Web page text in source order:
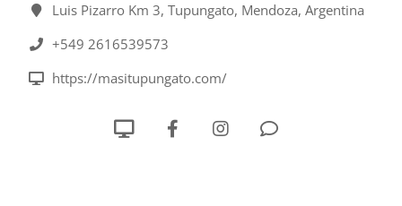
Luis Pizarro Km 3, Tupungato, Mendoza, Argentina
+549 2616539573
https://masitupungato.com/